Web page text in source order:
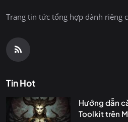
Trang tin tức tổng hợp dành riêng
Tin Hot
Hướng dẫn
Toolkit trên